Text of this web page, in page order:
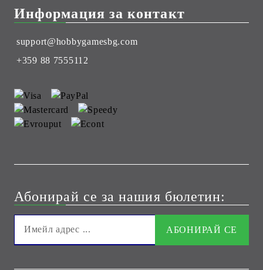
Информация за контакт
support@hobbygamesbg.com
+359 88 7555112
Абонирай се за нашия бюлетин: